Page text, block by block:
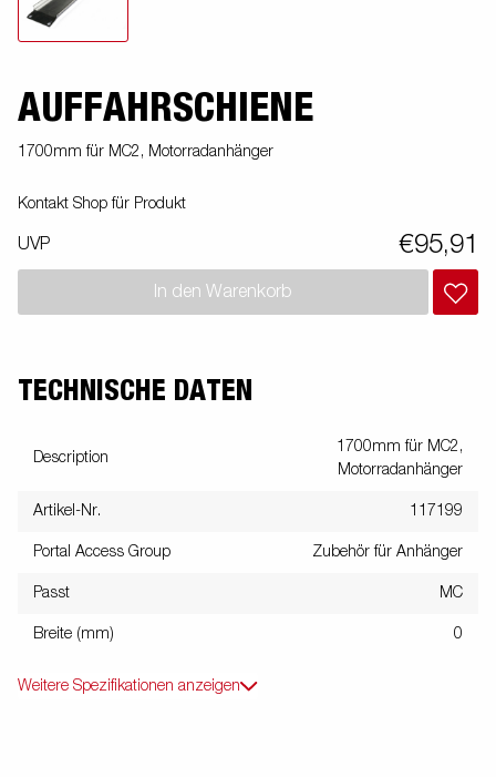
AUFFAHRSCHIENE
1700mm für MC2, Motorradanhänger
Kontakt Shop für Produkt
UVP €95,91
In den Warenkorb
TECHNISCHE DATEN
Description
1700mm für MC2,
Motorradanhänger
Artikel-Nr. 117199
Portal Access Group Zubehör für Anhänger
Passt MC
Breite (mm) 0
Weitere Spezifikationen anzeigen